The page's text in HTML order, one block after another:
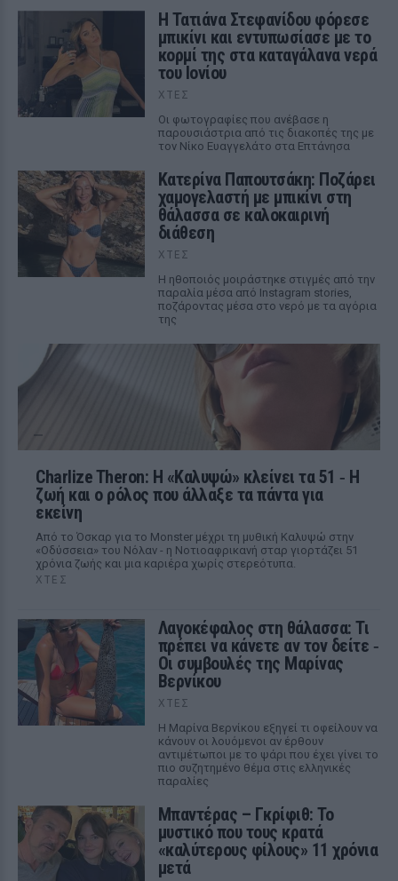
Η Τατιάνα Στεφανίδου φόρεσε
μπικίνι και εντυπωσίασε με το
κορμί της στα καταγάλανα νερά
του Ιονίου
ΧΤΕΣ
Οι φωτογραφίες που ανέβασε η
παρουσιάστρια από τις διακοπές της με
τον Νίκο Ευαγγελάτο στα Επτάνησα
Κατερίνα Παπουτσάκη: Ποζάρει
χαμογελαστή με μπικίνι στη
θάλασσα σε καλοκαιρινή
διάθεση
ΧΤΕΣ
Η ηθοποιός μοιράστηκε στιγμές από την
παραλία μέσα από Instagram stories,
ποζάροντας μέσα στο νερό με τα αγόρια
της
Charlize Theron: Η «Καλυψώ» κλείνει τα 51 ‑ H
ζωή και ο ρόλος που άλλαξε τα πάντα για
εκείνη
Από το Όσκαρ για το Monster μέχρι τη μυθική Καλυψώ στην
«Οδύσσεια» του Νόλαν - η Νοτιοαφρικανή σταρ γιορτάζει 51
χρόνια ζωής και μια καριέρα χωρίς στερεότυπα.
ΧΤΕΣ
Λαγοκέφαλος στη θάλασσα: Τι
πρέπει να κάνετε αν τον δείτε ‑
Οι συμβουλές της Μαρίνας
Βερνίκου
ΧΤΕΣ
Η Μαρίνα Βερνίκου εξηγεί τι οφείλουν να
κάνουν οι λουόμενοι αν έρθουν
αντιμέτωποι με το ψάρι που έχει γίνει το
πιο συζητημένο θέμα στις ελληνικές
παραλίες
Μπαντέρας – Γκρίφιθ: Το
μυστικό που τους κρατά
«καλύτερους φίλους» 11 χρόνια
μετά